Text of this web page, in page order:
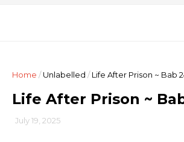
Home /Unlabelled / Life After Prison ~ Bab
Life After Prison ~
July 19, 2025